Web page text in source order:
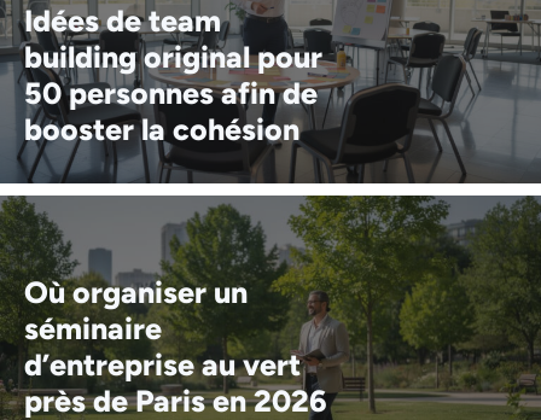
Idées de team
building original pour
50 personnes afin de
booster la cohésion
Où organiser un
séminaire
d’entreprise au vert
près de Paris en 2026